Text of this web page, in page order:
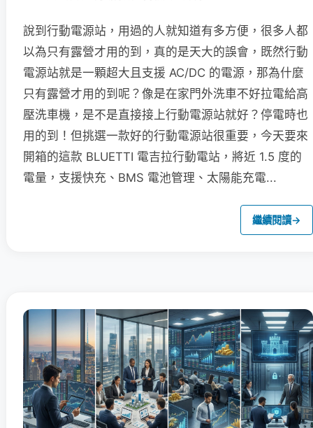
說到行動電源站，用過的人就知道有多方便，很多人都
以為只有露營才用的到，真的是天大的誤會，既然行動
電源站就是一顆超大且支援 AC/DC 的電源，那為什麼
只有露營才用的到呢？像是在家門外洗車不好拉電給高
壓洗車機，是不是直接接上行動電源站就好？停電時也
用的到！但挑選一款好的行動電源站很重要，今天要來
開箱的這款 BLUETTI 電吉拉行動電站，將近 1.5 度的
電量，支援快充、BMS 電池管理、太陽能充電...
繼續閱讀→